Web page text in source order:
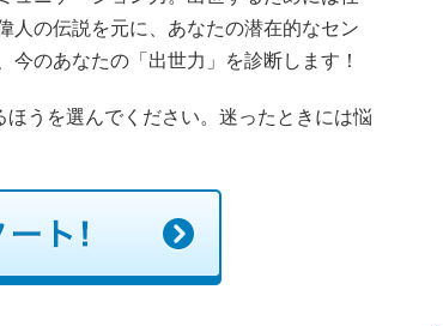
人の伝説を元に、あなたの潜在的なセン
のあなたの「出世力」を診断します！
うを選んでください。迷ったときには悩